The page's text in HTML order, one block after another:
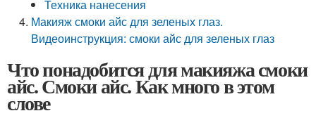
Техника нанесения
Макияж смоки айс для зеленых глаз.
Видеоинструкция: смоки айс для зеленых глаз
Что понадобится для макияжа смоки
айс. Смоки айс. Как много в этом
слове